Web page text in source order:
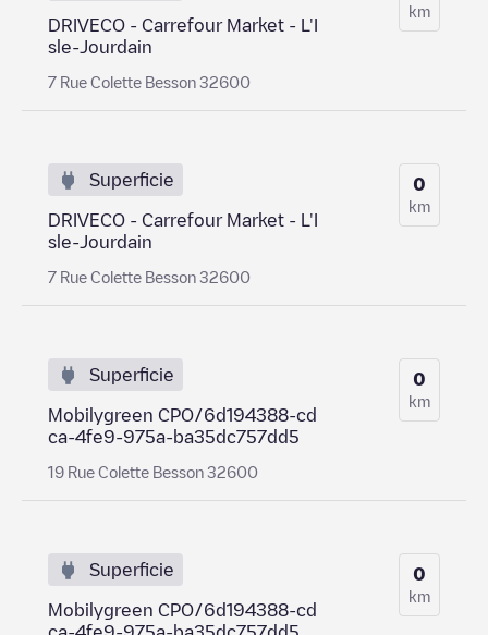
DRIVECO - Carrefour Market - L'I
sle-Jourdain
7 Rue Colette Besson 32600
km
Superficie
DRIVECO - Carrefour Market - L'I
sle-Jourdain
7 Rue Colette Besson 32600
0
km
Superficie
Mobilygreen CPO/6d194388-cd
ca-4fe9-975a-ba35dc757dd5
19 Rue Colette Besson 32600
0
km
Superficie
Mobilygreen CPO/6d194388-cd
0
km